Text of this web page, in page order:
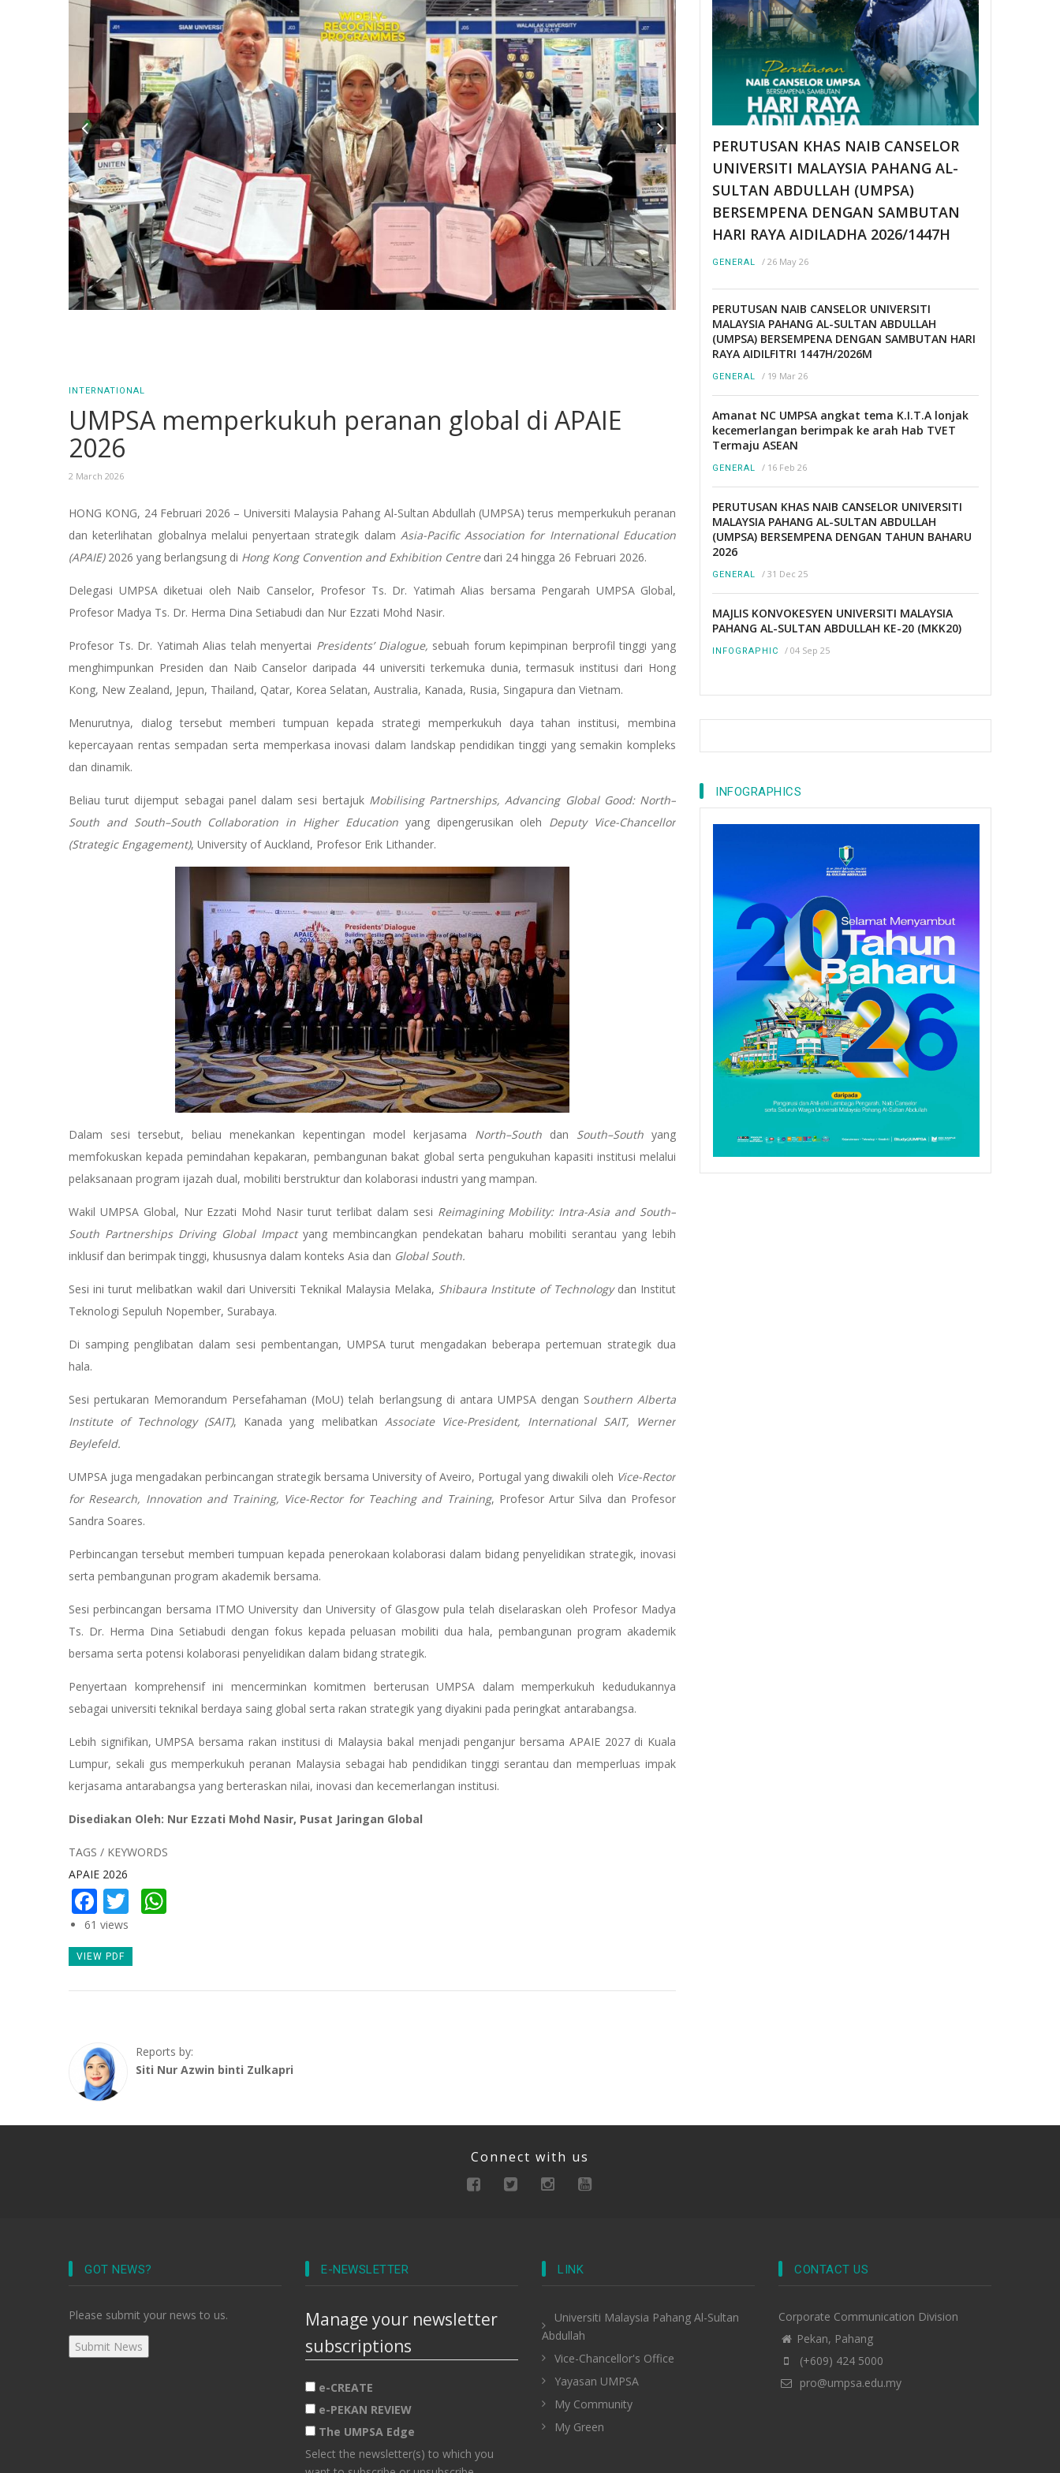
INTERNATIONAL
UMPSA memperkukuh peranan global di APAIE
2026
2 March 2026
HONG KONG, 24 Februari 2026 – Universiti Malaysia Pahang Al-Sultan Abdullah (UMPSA) terus memperkukuh peranan
dan keterlihatan globalnya melalui penyertaan strategik dalam Asia-Pacific Association for International Education
(APAIE)2026 yang berlangsung di Hong Kong Convention and Exhibition Centre dari 24 hingga 26 Februari 2026.
Delegasi UMPSA diketuai oleh Naib Canselor, Profesor Ts. Dr. Yatimah Alias bersama Pengarah UMPSA Global,
Profesor Madya Ts. Dr. Herma Dina Setiabudi dan Nur Ezzati Mohd Nasir.
Profesor Ts. Dr. Yatimah Alias telah menyertai Presidents’ Dialogue, sebuah forum kepimpinan berprofil tinggi yang
menghimpunkan Presiden dan Naib Canselor daripada 44 universiti terkemuka dunia, termasuk institusi dari Hong
Kong, New Zealand, Jepun, Thailand, Qatar, Korea Selatan, Australia, Kanada, Rusia, Singapura dan Vietnam.
Menurutnya, dialog tersebut memberi tumpuan kepada strategi memperkukuh daya tahan institusi, membina
kepercayaan rentas sempadan serta memperkasa inovasi dalam landskap pendidikan tinggi yang semakin kompleks
dan dinamik.
Beliau turut dijemput sebagai panel dalam sesi bertajukMobilising Partnerships, Advancing Global Good: North–
South and South–South Collaboration in Higher Educationyang dipengerusikan oleh Deputy Vice-Chancellor
(Strategic Engagement), University of Auckland, Profesor Erik Lithander.
Dalam sesi tersebut, beliau menekankan kepentingan model kerjasama North–South dan South–South yang
memfokuskan kepada pemindahan kepakaran, pembangunan bakat global serta pengukuhan kapasiti institusi melalui
pelaksanaan program ijazah dual, mobiliti berstruktur dan kolaborasi industri yang mampan.
Wakil UMPSA Global, Nur Ezzati Mohd Nasir turut terlibat dalam sesi Reimagining Mobility: Intra-Asia and South–
South Partnerships Driving Global Impact yang membincangkan pendekatan baharu mobiliti serantau yang lebih
inklusif dan berimpak tinggi, khususnya dalam konteks Asia dan Global South.
Sesi ini turut melibatkan wakil dari Universiti Teknikal Malaysia Melaka, Shibaura Institute of Technologydan Institut
Teknologi Sepuluh Nopember, Surabaya.
Di samping penglibatan dalam sesi pembentangan, UMPSA turut mengadakan beberapa pertemuan strategik dua
hala.
Sesi pertukaran Memorandum Persefahaman (MoU) telah berlangsung di antara UMPSA dengan Southern Alberta
Institute of Technology (SAIT), Kanada yang melibatkan Associate Vice-President, International SAIT, Werner
Beylefeld.
UMPSA juga mengadakan perbincangan strategik bersama University of Aveiro, Portugal yang diwakili oleh Vice-Rector
for Research, Innovation and Training, Vice-Rector for Teaching and Training, Profesor Artur Silva dan Profesor
Sandra Soares.
Perbincangan tersebut memberi tumpuan kepada penerokaan kolaborasi dalam bidang penyelidikan strategik, inovasi
serta pembangunan program akademik bersama.
Sesi perbincangan bersama ITMO University dan University of Glasgow pula telah diselaraskan oleh Profesor Madya
Ts. Dr. Herma Dina Setiabudi dengan fokus kepada peluasan mobiliti dua hala, pembangunan program akademik
bersama serta potensi kolaborasi penyelidikan dalam bidang strategik.
Penyertaan komprehensif ini mencerminkan komitmen berterusan UMPSA dalam memperkukuh kedudukannya
sebagai universiti teknikal berdaya saing global serta rakan strategik yang diyakini pada peringkat antarabangsa.
Lebih signifikan, UMPSA bersama rakan institusi di Malaysia bakal menjadi penganjur bersama APAIE 2027 di Kuala
Lumpur, sekali gus memperkukuh peranan Malaysia sebagai hab pendidikan tinggi serantau dan memperluas impak
kerjasama antarabangsa yang berteraskan nilai, inovasi dan kecemerlangan institusi.
Disediakan Oleh: Nur Ezzati Mohd Nasir, Pusat Jaringan Global
TAGS / KEYWORDS
APAIE 2026
Facebook
Twitter
61 views
VIEW PDF
Reports by:
Siti Nur Azwin binti Zulkapri
PERUTUSAN KHAS NAIB CANSELOR
UNIVERSITI MALAYSIA PAHANG AL-
SULTAN ABDULLAH (UMPSA)
BERSEMPENA DENGAN SAMBUTAN
HARI RAYA AIDILADHA 2026/1447H
GENERAL / 26 May 26
PERUTUSAN NAIB CANSELOR UNIVERSITI
MALAYSIA PAHANG AL-SULTAN ABDULLAH
(UMPSA) BERSEMPENA DENGAN SAMBUTAN HARI
RAYA AIDILFITRI 1447H/2026M
GENERAL / 19 Mar 26
Amanat NC UMPSA angkat tema K.I.T.A lonjak
kecemerlangan berimpak ke arah Hab TVET
Termaju ASEAN
GENERAL / 16 Feb 26
PERUTUSAN KHAS NAIB CANSELOR UNIVERSITI
MALAYSIA PAHANG AL-SULTAN ABDULLAH
(UMPSA) BERSEMPENA DENGAN TAHUN BAHARU
2026
GENERAL / 31 Dec 25
MAJLIS KONVOKESYEN UNIVERSITI MALAYSIA
PAHANG AL-SULTAN ABDULLAH KE-20 (MKK20)
INFOGRAPHIC / 04 Sep 25
INFOGRAPHICS
Connect with us
GOT NEWS?
Please submit your news to us.
E-NEWSLETTER
Manage your newsletter
subscriptions
e-CREATE
e-PEKAN REVIEW
The UMPSA Edge
Select the newsletter(s) to which you
LINK
Universiti Malaysia Pahang Al-Sultan
Abdullah
Vice-Chancellor's Office
Yayasan UMPSA
My Community
My Green
CONTACT US
Corporate Communication Division
Pekan, Pahang
(+609) 424 5000
pro@umpsa.edu.my